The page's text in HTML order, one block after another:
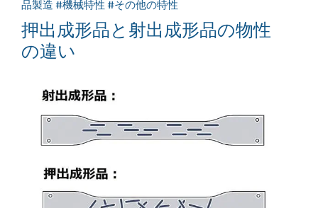
品製造 #機械特性 #その他の特性
押出成形品と射出成形品の物性
の違い